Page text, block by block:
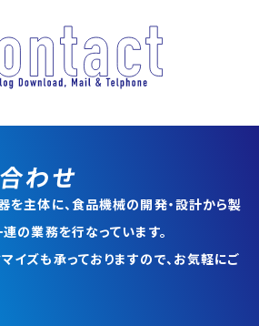
わせ
を主体に、食品機械の開発・設計から製
の業務を行なっています。
イズも承っておりますので、お気軽にご